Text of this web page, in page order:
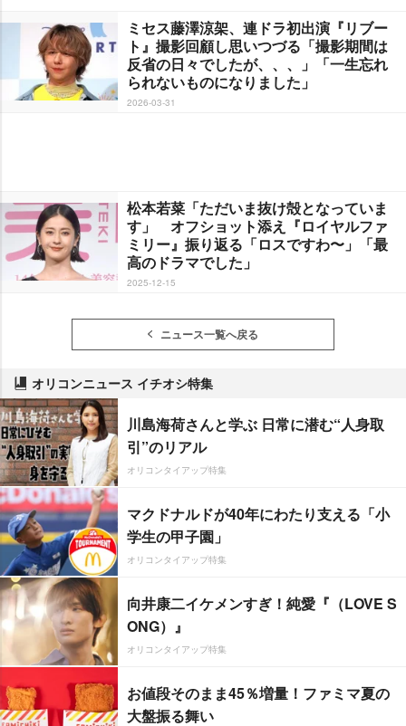
ミセス藤澤涼架、連ドラ初出演『リブー
ト』撮影回顧し思いつづる「撮影期間は
反省の日々でしたが、、、」「一生忘れ
られないものになりました」
2026-03-31
松本若菜「ただいま抜け殻となっていま
す」 オフショット添え『ロイヤルファ
ミリー』振り返る「ロスですわ〜」「最
高のドラマでした」
2025-12-15
ニュース一覧へ戻る
オリコンニュース イチオシ特集
川島海荷さんと学ぶ 日常に潜む“人身取
引”のリアル
オリコンタイアップ特集
マクドナルドが40年にわたり支える「小
学生の甲子園」
オリコンタイアップ特集
向井康二イケメンすぎ！純愛『（LOVE S
ONG）』
オリコンタイアップ特集
お値段そのまま45％増量！ファミマ夏の
大盤振る舞い